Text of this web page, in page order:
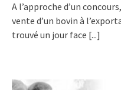
A l’approche d’un
vente d’un bovin à
trouvé un jour face [...]